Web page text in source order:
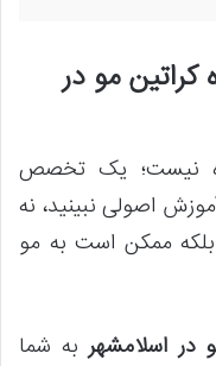
کراتین مو در
نیست؛ یک تخصص
اصولی نبینید، نه
ممکن است به مو
در اسلامشهر به شما